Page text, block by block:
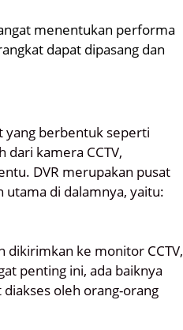
menentukan performa
dapat dipasang dan
yang berbentuk seperti
kamera CCTV,
DVR merupakan pusat
utama di dalamnya, yaitu:
dikirimkan ke monitor CCTV,
penting ini, ada baiknya
oleh orang-orang